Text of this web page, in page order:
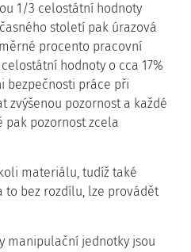
1/3 celostátní hodnoty
století pak úrazová
procento pracovní
hodnoty o cca 17%
bezpečnosti práce při
zvýšenou pozornost a každé
pak pozornost zcela
materiálu, tudíž také
bez rozdílu, lze provádět
manipulační jednotky jsou